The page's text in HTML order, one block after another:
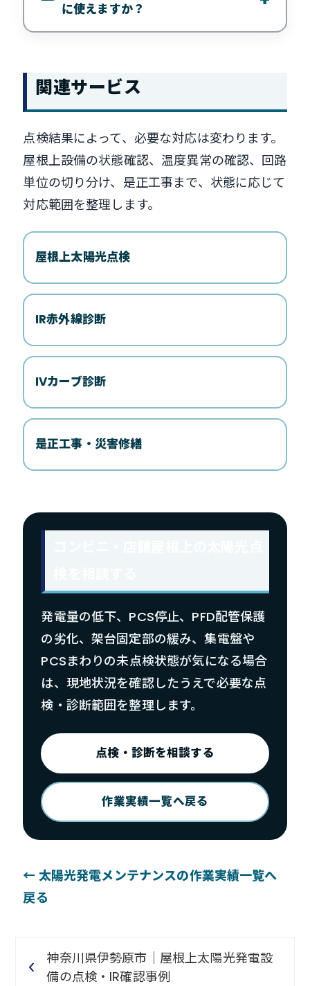
に使えますか？
関連サービス
点検結果によって、必要な対応は変わります。
屋根上設備の状態確認、温度異常の確認、回路
単位の切り分け、是正工事まで、状態に応じて
対応範囲を整理します。
屋根上太陽光点検
IR赤外線診断
IVカーブ診断
是正工事・災害修繕
発電量の低下、PCS停止、PFD配管保護
の劣化、架台固定部の緩み、集電盤や
PCSまわりの未点検状態が気になる場合
は、現地状況を確認したうえで必要な点
検・診断範囲を整理します。
点検・診断を相談する
作業実績一覧へ戻る
← 太陽光発電メンテナンスの作業実績一覧へ
戻る
神奈川県伊勢原市｜屋根上太陽光発電設
備の点検・IR確認事例